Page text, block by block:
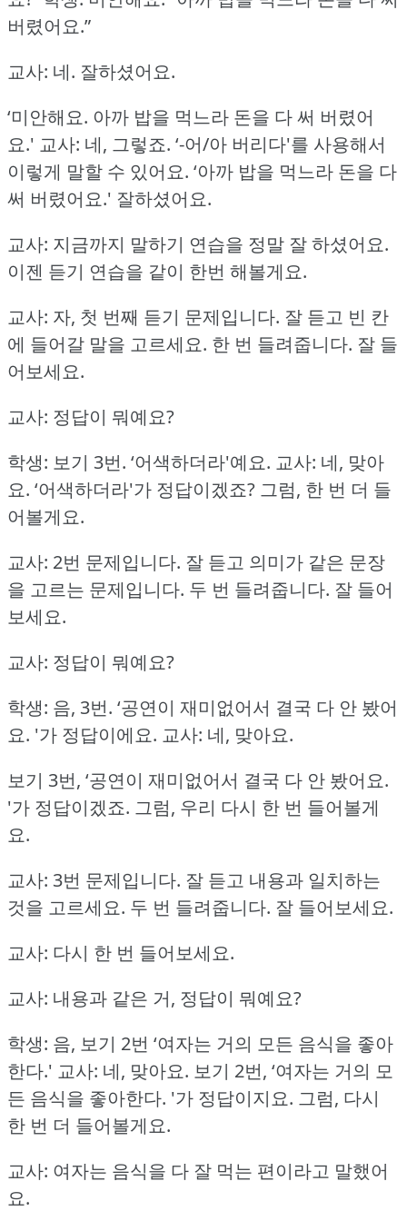
버렸어요.”
교사: 네. 잘하셨어요.
‘미안해요. 아까 밥을 먹느라 돈을 다 써 버렸어
요.' 교사: 네, 그렇죠. ‘-어/아 버리다'를 사용해서
이렇게 말할 수 있어요. ‘아까 밥을 먹느라 돈을 다
써 버렸어요.' 잘하셨어요.
교사: 지금까지 말하기 연습을 정말 잘 하셨어요.
이젠 듣기 연습을 같이 한번 해볼게요.
교사: 자, 첫 번째 듣기 문제입니다. 잘 듣고 빈 칸
에 들어갈 말을 고르세요. 한 번 들려줍니다. 잘 들
어보세요.
교사: 정답이 뭐예요?
학생: 보기 3번. ‘어색하더라'예요. 교사: 네, 맞아
요. ‘어색하더라'가 정답이겠죠? 그럼, 한 번 더 들
어볼게요.
교사: 2번 문제입니다. 잘 듣고 의미가 같은 문장
을 고르는 문제입니다. 두 번 들려줍니다. 잘 들어
보세요.
교사: 정답이 뭐예요?
학생: 음, 3번. ‘공연이 재미없어서 결국 다 안 봤어
요. '가 정답이에요. 교사: 네, 맞아요.
보기 3번, ‘공연이 재미없어서 결국 다 안 봤어요.
'가 정답이겠죠. 그럼, 우리 다시 한 번 들어볼게
요.
교사: 3번 문제입니다. 잘 듣고 내용과 일치하는
것을 고르세요. 두 번 들려줍니다. 잘 들어보세요.
교사: 다시 한 번 들어보세요.
교사: 내용과 같은 거, 정답이 뭐예요?
학생: 음, 보기 2번 ‘여자는 거의 모든 음식을 좋아
한다.' 교사: 네, 맞아요. 보기 2번, ‘여자는 거의 모
든 음식을 좋아한다. '가 정답이지요. 그럼, 다시
한 번 더 들어볼게요.
교사: 여자는 음식을 다 잘 먹는 편이라고 말했어
요.